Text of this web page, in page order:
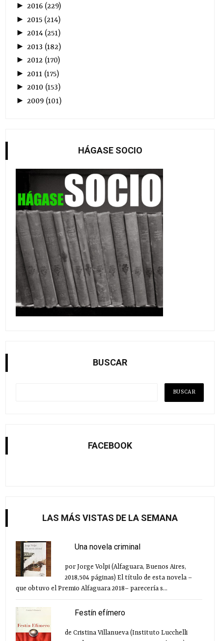
►2016 (229)
► 2015 (214)
►2014 (251)
► 2013 (182)
►2012 (170)
► 2011 (175)
►2010 (153)
► 2009 (101)
HÁGASE SOCIO
BUSCAR
FACEBOOK
LAS MÁS VISTAS DE LA SEMANA
Una novela criminal
por Jorge Volpi (Alfaguara, Buenos Aires,
2018,504 páginas) El título de esta novela –
que obtuvo el Premio Alfaguara 2018– parecería s...
Festín efímero
de Cristina Villanueva (Instituto Lucchelli